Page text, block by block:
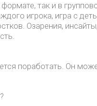
так и в
игрока, игра с
Озарения,
поработать. Он